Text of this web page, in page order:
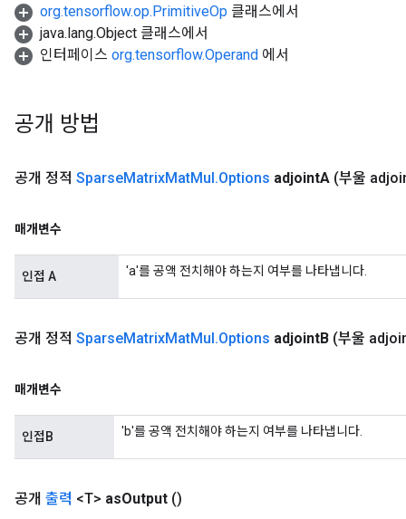
org.tensorflow.op.PrimitiveOp 클래스에서
java.lang.Object 클래스에서
인터페이스 org.tensorflow.Operand 에서
공개 방법
공개 정적 SparseMatrixMatMul.Options adjointA (부울
매개변수
인접 A 'a'를 공액 전치해야 하는지 여부를 나타냅니다.
공개 정적 SparseMatrixMatMul.Options adjointB (부울
매개변수
인접B 'b'를 공액 전치해야 하는지 여부를 나타냅니다.
공개 출력 <T> asOutput ()